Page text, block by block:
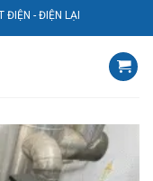
- ĐIỆN LẠNH AVG